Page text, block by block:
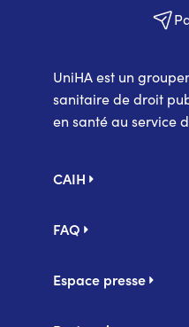
UniHA est un
sanitaire de droit
en santé au service
de
CAIH
FAQ
Espace presse